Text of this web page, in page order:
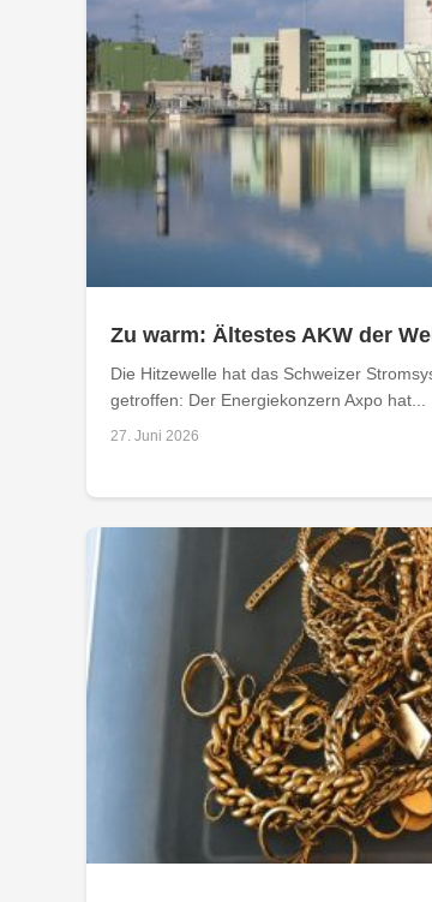
Zu warm: Ältestes AKW der
Die Hitzewelle hat das Schweizer
getroffen: Der Energiekonzern Axpo hat...
27. Juni 2026